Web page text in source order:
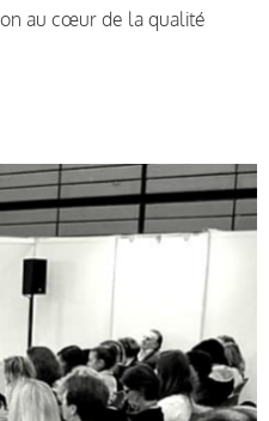
au cœur de la qualité